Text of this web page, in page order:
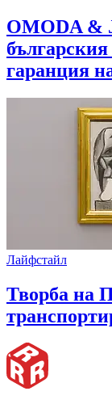
OMODA &
гаранция
Лайфстайл
Творба на